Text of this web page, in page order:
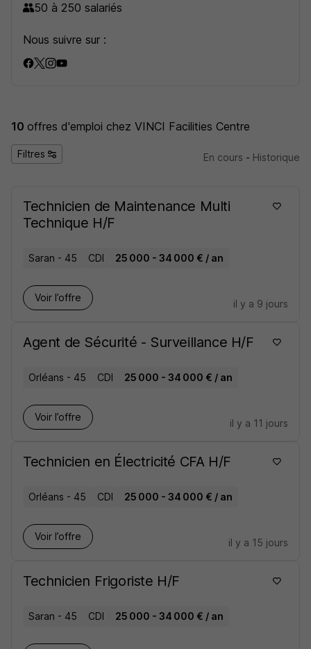
50 à 250 salariés
Nous suivre sur :
10 offres d'emploi chez VINCI Facilities Centre
Filtres En cours - Historique
Technicien de Maintenance Multi
Technique H/F
Saran - 45 CDI 25 000 - 34 000 € / an
Voir l’offre
il y a 9 jours
Agent de Sécurité - Surveillance H/F
Orléans - 45 CDI 25 000 - 34 000 € / an
Voir l’offre
il y a 11 jours
Technicien en Électricité CFA H/F
Orléans - 45 CDI 25 000 - 34 000 € / an
Voir l’offre
il y a 15 jours
Technicien Frigoriste H/F
Saran - 45 CDI 25 000 - 34 000 € / an